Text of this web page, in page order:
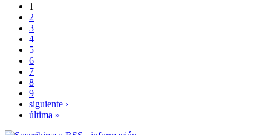
1
2
3
4
5
6
7
8
9
siguiente ›
última »